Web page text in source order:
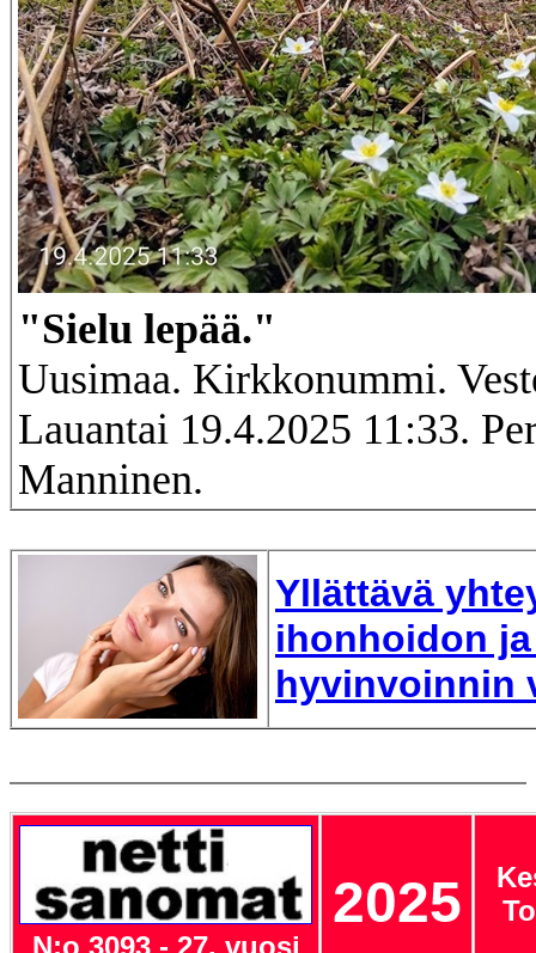
"Sielu lepää."
Uusimaa. Kirkkonummi.
Lauantai 19.4.2025 11:33.
Manninen.
Yllättävä
ihonhoidon
hyvinvoinnin
N:o 3093 - 27. vuosi
2025